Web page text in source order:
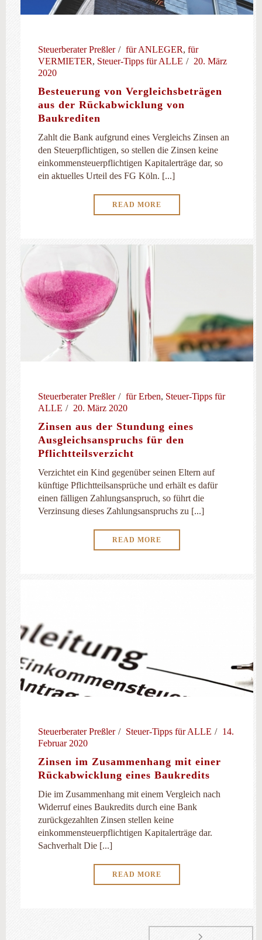
Steuerberater Preßler für ANLEGER, für
VERMIETER, Steuer-Tipps für ALLE
20. März
2020
Besteuerung von Vergleichsbeträgen
aus der Rückabwicklung von
Baukrediten
Zahlt die Bank aufgrund eines Vergleichs Zinsen an
den Steuerpflichtigen, so stellen die Zinsen keine
einkommensteuerpflichtigen Kapitalerträge dar, so
ein aktuelles Urteil des FG Köln. [...]
READ MORE
Steuerberater Preßler für Erben, Steuer-Tipps für
ALLE
20. März 2020
Zinsen aus der Stundung eines
Ausgleichsanspruchs für den
Pflichtteilsverzicht
Verzichtet ein Kind gegenüber seinen Eltern auf
künftige Pflichtteilsansprüche und erhält es dafür
einen fälligen Zahlungsanspruch, so führt die
Verzinsung dieses Zahlungsanspruchs zu [...]
READ MORE
Steuerberater Preßler Steuer-Tipps für ALLE
14.
Februar 2020
Zinsen im Zusammenhang mit einer
Rückabwicklung eines Baukredits
Die im Zusammenhang mit einem Vergleich nach
Widerruf eines Baukredits durch eine Bank
zurückgezahlten Zinsen stellen keine
einkommensteuerpflichtigen Kapitalerträge dar.
Sachverhalt Die [...]
READ MORE